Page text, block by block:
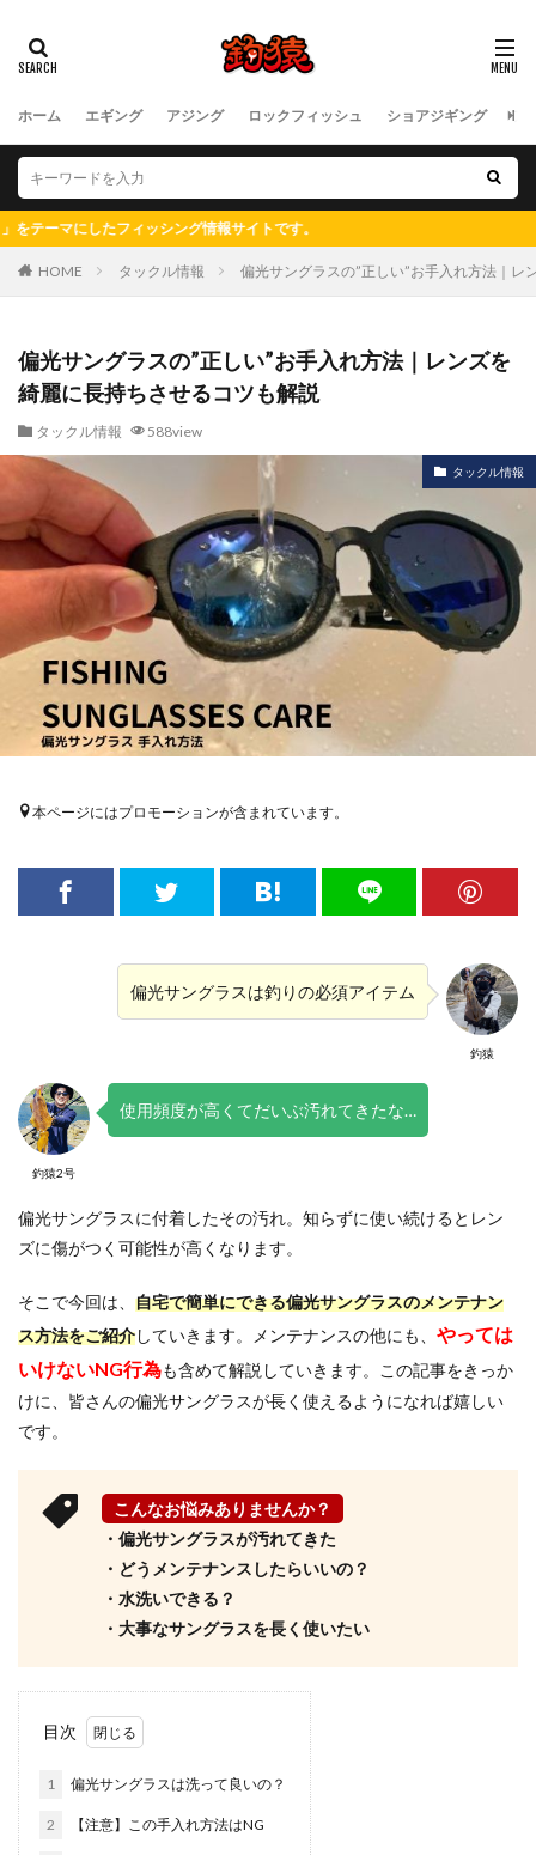
ホーム エギング アジング ロックフィッシュ ショアジギング フ
イトです。
HOME タックル情報 偏光サングラスの”正しい”お手入れ方法｜レ
偏光サングラスの”正しい”お手入れ方法｜レンズを
綺麗に長持ちさせるコツも解説
タックル情報 588view
タックル情報
本ページにはプロモーションが含まれています。
釣猿
偏光サングラスは釣りの必須アイテム
釣猿2号
使用頻度が高くてだいぶ汚れてきたな…
偏光サングラスに付着したその汚れ。知らずに使い続けるとレン
ズに傷がつく可能性が高くなります。
そこで今回は、 自宅で簡単にできる偏光サングラスのメンテナン
ス方法をご紹介していきます。メンテナンスの他にも、 やっては
いけないNG行為も含めて解説していきます。この記事をきっか
けに、皆さんの偏光サングラスが長く使えるようになれば嬉しい
です。
こんなお悩みありませんか？
・偏光サングラスが汚れてきた
・どうメンテナンスしたらいいの？
・水洗いできる？
・大事なサングラスを長く使いたい
目次
1 偏光サングラスは洗って良いの？
2 【注意】この手入れ方法はNG